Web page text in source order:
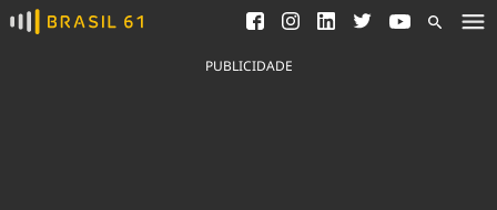
Ver todas as notícias
Saneamento
Indicadores
PUBLICIDADE